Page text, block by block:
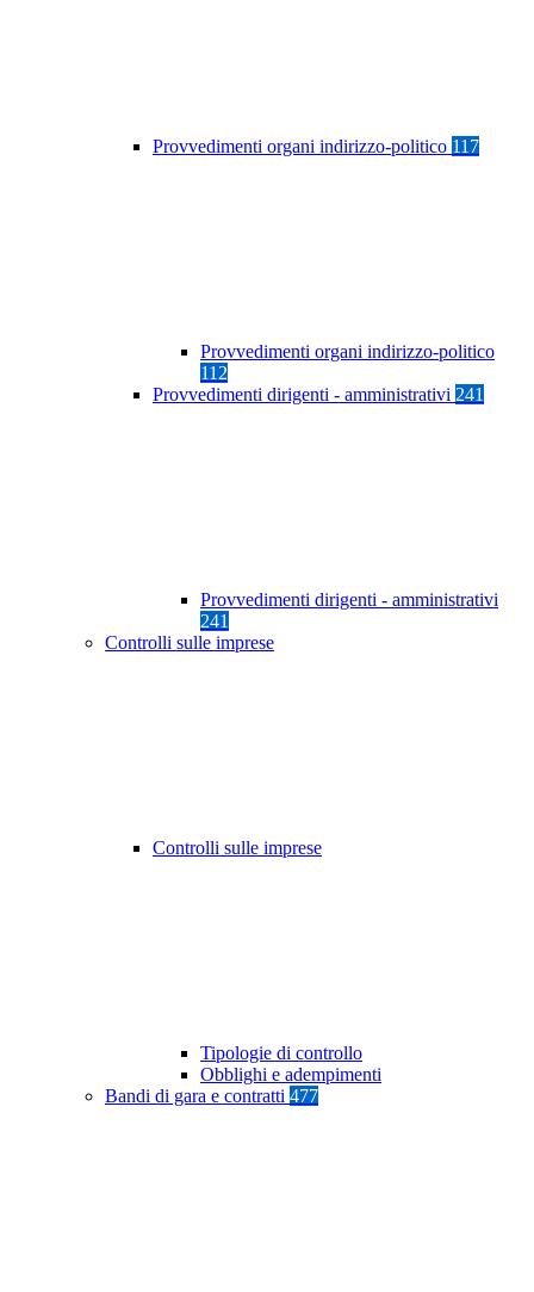
Provvedimenti organi indirizzo-politico 117
Provvedimenti organi indirizzo-politico
112
Provvedimenti dirigenti - amministrativi 241
Provvedimenti dirigenti - amministrativi
241
Controlli sulle imprese
Controlli sulle imprese
Tipologie di controllo
Obblighi e adempimenti
Bandi di gara e contratti 477